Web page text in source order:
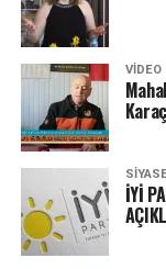
VIDEO
İYİ